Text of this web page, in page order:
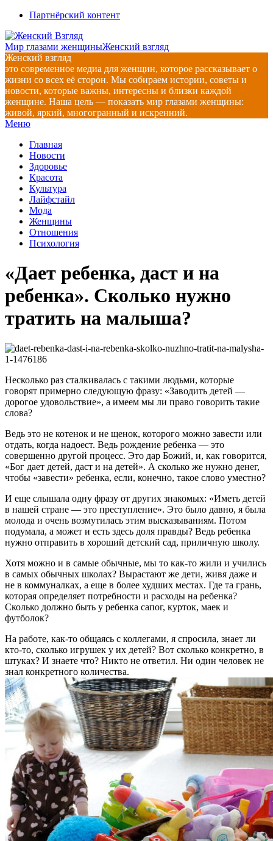
Перейти
содержимому
Партнёрский контент
Мир глазами женщиныЖенский взгляд
Женский взгляд
это современное медиа для женщин, которое рассказывает о
жизни со всех её сторон. Мы собираем истории, советы и
новости, которые важны, интересны и близки каждой
женщине. Наша цель — показать мир глазами женщины:
живой, яркий, многогранный и искренний.
Главное
меню
Меню
Главная
Новости
Здоровье
Красота
Культура
Лайфстайл
Мода
Женщины
Отношения
Психология
«Дает ребенка, даст и на
ребенка». Сколько нужно
тратить на малыша?
Несколько раз сталкивалась с такими людьми, которые
говорят примерно следующую фразу: «Заводить детей —
дорогое удовольствие», а имеем мы ли право говорить такие
слова?
Ведь это не котенок и не щенок, которого можно завести или
отдать, когда надоест. Ведь рождение ребенка — это
совершенно другой процесс. Это дар Божий, и, как говорится,
«Бог дает детей, даст и на детей». А сколько же нужно денег,
чтобы «завести» ребенка, если, конечно, такое слово уместно?
И еще слышала одну фразу от других знакомых: «Иметь детей
в нашей стране — это преступление». Это было давно, я была
молода и очень возмутилась этим высказываниям. Потом
подумала, а может и есть здесь доля правды? Ведь ребенка
нужно отправить в хороший детский сад, приличную школу.
Хотя можно и в самые обычные, мы то как-то жили и учились
в самых обычных школах? Вырастают же дети, живя даже и
не в коммуналках, а еще в более худших местах. Где та грань,
которая определяет потребности и расходы на ребенка?
Сколько должно быть у ребенка сапог, курток, маек и
футболок?
На работе, как-то общаясь с коллегами, я спросила, знает ли
кто-то, сколько игрушек у их детей? Вот сколько конкретно, в
штуках? И знаете что? Никто не ответил. Ни один человек не
знал конкретного количества.